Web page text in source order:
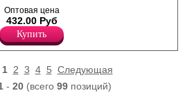
обработкой по
ножке.
12%
83%
5%
Оптовая цена
432.00 Руб
Купить
1 2 3 4 5 Следующая
- 20(всего 99позиций)